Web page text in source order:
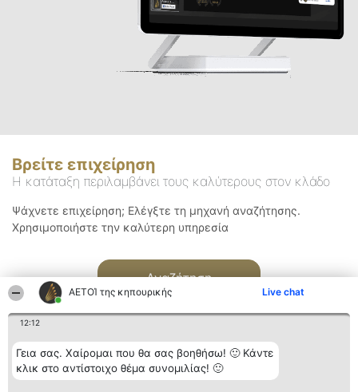
ΑΕΤΟΊ της κηπουρικής Live chat
12:12
Γεια σας. Χαίρομαι που θα σας βοηθήσω! 🙂 Κάντε
κλικ στο αντίστοιχο θέμα συνομιλίας! 🙂
Βρείτε επιχείρηση
Η κατάταξη περιλαμβάνει τους καλύτερους στον κλάδο
Ψάχνετε επιχείρηση; Ελέγξτε τη μηχανή αναζήτησης.
Χρησιμοποιήστε την καλύτερη υπηρεσία
Αναζήτηση